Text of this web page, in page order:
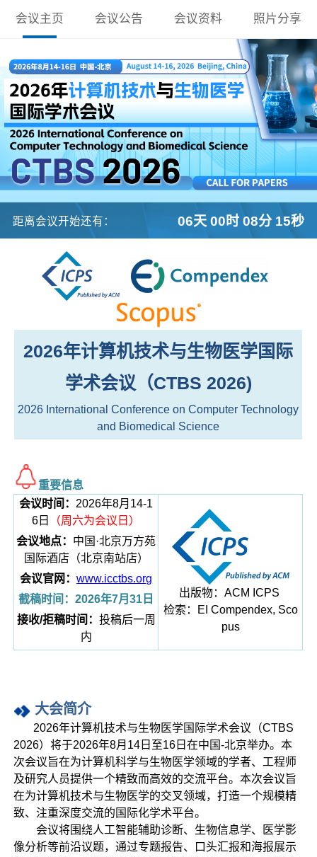
会议主页 会议公告 会议资料 照片分享
距离会议开始还有： 06天 00时 08分 14秒
2026年计算机技术与生物医学国际
学术会议（CTBS 2026)
2026 International Conference on Computer Technology
and Biomedical Science
重要信息
会议时间：2026年8月14-1
6日
（周六为会议日）
会议地点： 中国·北京万方苑
国际酒店（北京南站店）
会议官网：www.icctbs.org
截稿时间：2026年7月31日
接收/拒稿时间 ： 投稿后一周
内
出版物：ACM ICPS
检索：EI Compendex, Sco
pus
大会简介
2026年计算机技术与生物医学国际学术会议（CTBS
2026）将于2026年8月14日至16日在中国-北京举办。本
次会议旨在为计算机科学与生物医学领域的学者、工程师
及研究人员提供一个精致而高效的交流平台。本次会议旨
在为计算机技术与生物医学的交叉领域，打造一个规模精
致、注重深度交流的国际化学术平台。
会议将围绕人工智能辅助诊断、生物信息学、医学影
像分析等前沿议题，通过专题报告、口头汇报和海报展示